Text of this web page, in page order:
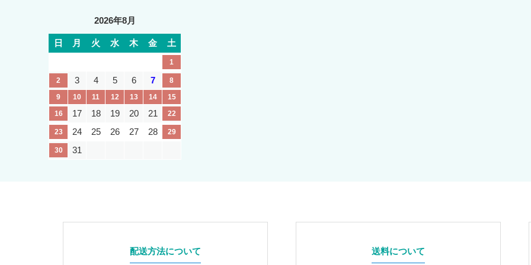
2026年8月
日 月 火 水 木 金 土
1
2 3 4 5 6 7
8
9
10 11 12 13 14
15
16
17 18 19 20 21 22
23 24 25 26 27 28 29
30 31
配送方法について 送料について